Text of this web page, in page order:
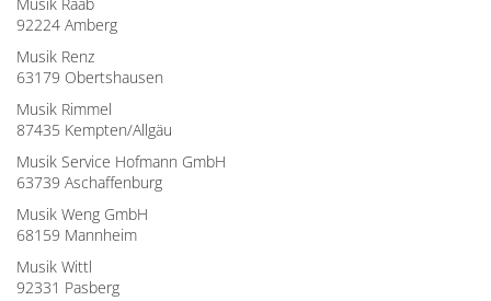
92224 Amberg
Musik Renz
63179 Obertshausen
Musik Rimmel
87435 Kempten/Allgäu
Musik Service Hofmann GmbH
63739 Aschaffenburg
Musik Weng GmbH
68159 Mannheim
Musik Wittl
92331 Pasberg